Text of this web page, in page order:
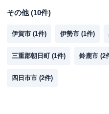
その他(10件)
伊賀市 (1件) 伊勢市 (1件)
三重郡朝日町 (1件) 鈴鹿市 (2
四日市市 (2件)